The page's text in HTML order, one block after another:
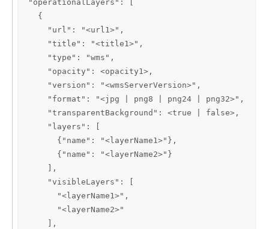
"operationalLayers": [
  {
    "url": "<url1>",
    "title": "<title1>",
    "type": "wms",
    "opacity": <opacity1>,
    "version": "<wmsServerVersion>",
    "format": "<jpg | png8 | png24 | png32>",
    "transparentBackground": <true | false>,
    "layers": [
      {"name": "<layerName1>"},
      {"name": "<layerName2>"}
    ],
    "visibleLayers": [
      "<layerName1>",
      "<layerName2>"
    ],